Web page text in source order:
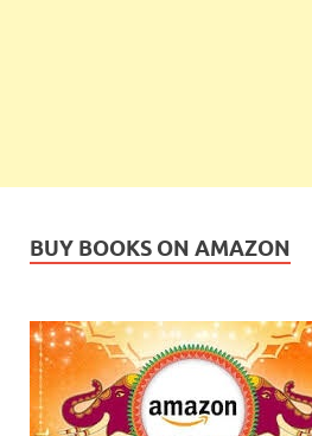
BUY BOOKS ON AMAZON